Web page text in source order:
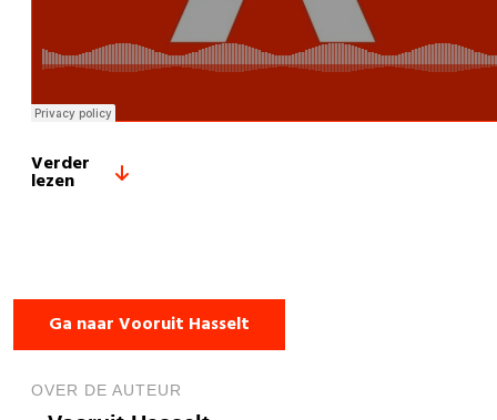
Verder
lezen
Ga naar Vooruit Hasselt
OVER DE AUTEUR